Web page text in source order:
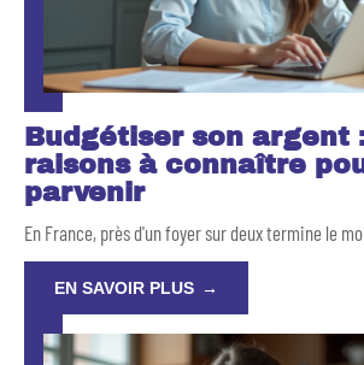
Budgétiser son argent
raisons à connaître
parvenir
En France, près d'un foyer sur deux termine le
EN SAVOIR PLUS